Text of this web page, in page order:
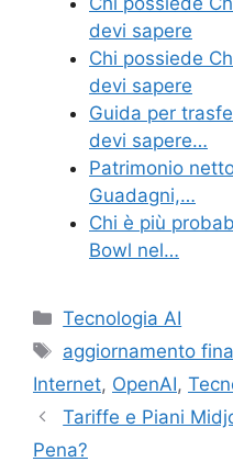
devi sapere
Chi possiede
devi sapere
Guida per
devi sapere…
Patrimonio
Guadagni,…
Chi è più
Bowl nel…
Categories
Tecnologia AI
Tags
aggiornamento
Internet, OpenAI,
Tariffe e Piani
Pena?